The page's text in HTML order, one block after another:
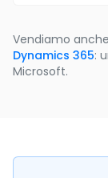
Vendiamo
Dynamics 365:
Microsoft.